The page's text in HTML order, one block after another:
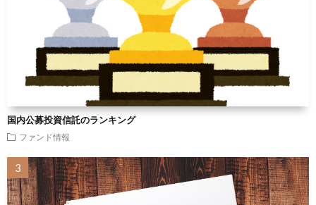
国内公募投資信託のランキング
ファンド情報